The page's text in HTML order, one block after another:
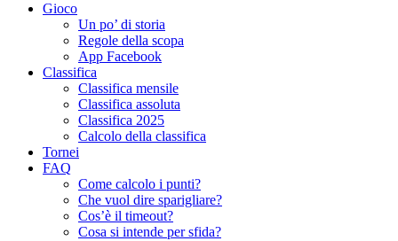
Gioco
Un po’ di storia
Regole della scopa
App Facebook
Classifica
Classifica mensile
Classifica assoluta
Classifica 2025
Calcolo della classifica
Tornei
FAQ
Come calcolo i punti?
Che vuol dire sparigliare?
Cos’è il timeout?
Cosa si intende per sfida?